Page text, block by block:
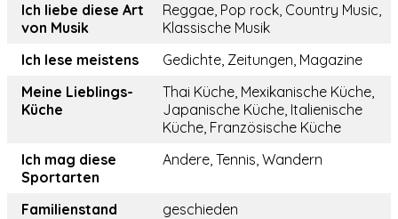
Ich liebe diese Art
von Musik
Reggae, Pop rock, Country Music,
Klassische Musik
Ich lese meistens
Gedichte, Zeitungen, Magazine
Meine Lieblings-
Küche
Thai Küche, Mexikanische Küche,
Japanische Küche, Italienische
Küche, Französische Küche
Ich mag diese
Sportarten
Andere, Tennis, Wandern
Familienstand
geschieden